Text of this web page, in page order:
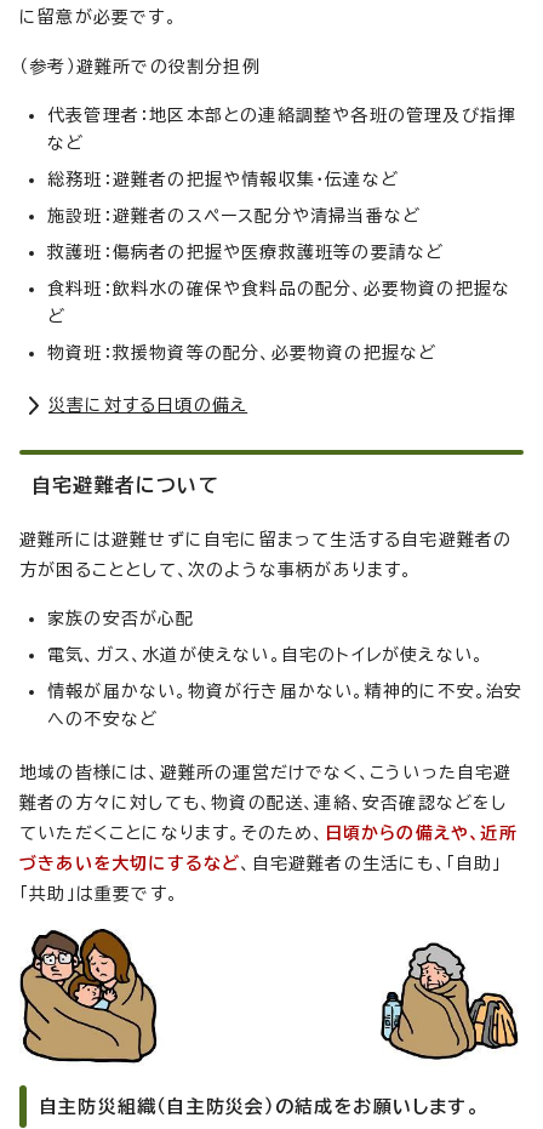
に留意が必要です。
（参考）避難所での役割分担例
代表管理者：地区本部との連絡調整や各班の管理及び指揮
など
総務班：避難者の把握や情報収集・伝達など
施設班：避難者のスペース配分や清掃当番など
救護班：傷病者の把握や医療救護班等の要請など
食料班：飲料水の確保や食料品の配分、必要物資の把握な
ど
物資班：救援物資等の配分、必要物資の把握など
災害に対する日頃の備え
自宅避難者について
避難所には避難せずに自宅に留まって生活する自宅避難者の
方が困ることとして、次のような事柄があります。
家族の安否が心配
電気、ガス、水道が使えない。自宅のトイレが使えない。
情報が届かない。物資が行き届かない。精神的に不安。治安
への不安など
地域の皆様には、避難所の運営だけでなく、こういった自宅避
難者の方々に対しても、物資の配送、連絡、安否確認などをし
ていただくことになります。そのため、
日頃からの備えや、近所
づきあいを大切にするなど、自宅避難者の生活にも、「自助」
「共助」は重要です。
自主防災組織（自主防災会）の結成をお願いします。